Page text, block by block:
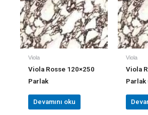
Viola
Viola Rosse 120×250
Parlak
Devamını oku
Viola
Viola
Parlak